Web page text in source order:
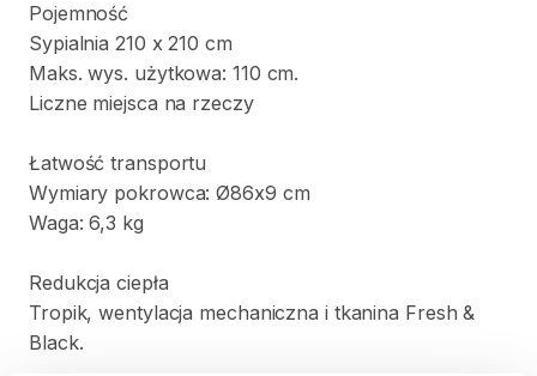
Pojemność
Sypialnia 210 x 210 cm
Maks. wys. użytkowa: 110 cm.
Liczne miejsca na rzeczy
Łatwość transportu
Wymiary pokrowca: Ø86x9 cm
Waga: 6​,​3 kg
Redukcja ciepła
Tropik​,​ wentylacja mechaniczna i tkanina Fresh &
Black.